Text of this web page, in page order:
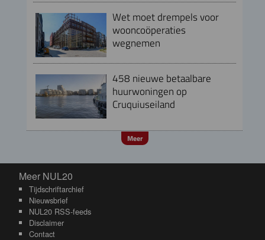
Wet moet drempels voor
wooncoöperaties
wegnemen
458 nieuwe betaalbare
huurwoningen op
Cruquiuseiland
Meer
Meer NUL20
Meer NUL20
Tijdschriftarchief
Nieuwsbrief
NUL20 RSS-feeds
Disclaimer
Contact